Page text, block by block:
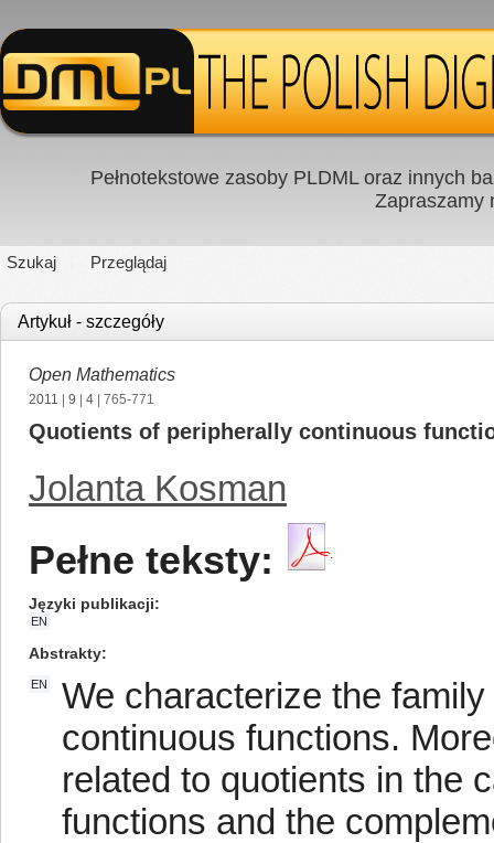
Pełnotekstowe zasoby PLDML oraz innych
Zapraszamy
Szukaj Przeglądaj
Artykuł - szczegóły
Open Mathematics
2011 9 4 | 765-771
Quotients of peripherally continuous
Jolanta Kosman
Pełne teksty:
Języki publikacji
EN
Abstrakty
EN
We characterize the
continuous functions.
related to quotients in the
functions and the